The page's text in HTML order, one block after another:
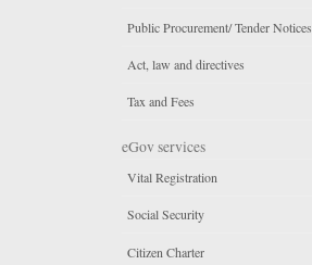
Public Procurement/ Tender Notices
Act, law and directives
Tax and Fees
eGov services
Vital Registration
Social Security
Citizen Charter